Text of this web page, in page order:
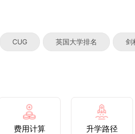
CUG 英国大学排名 剑
费用计算 升学路径